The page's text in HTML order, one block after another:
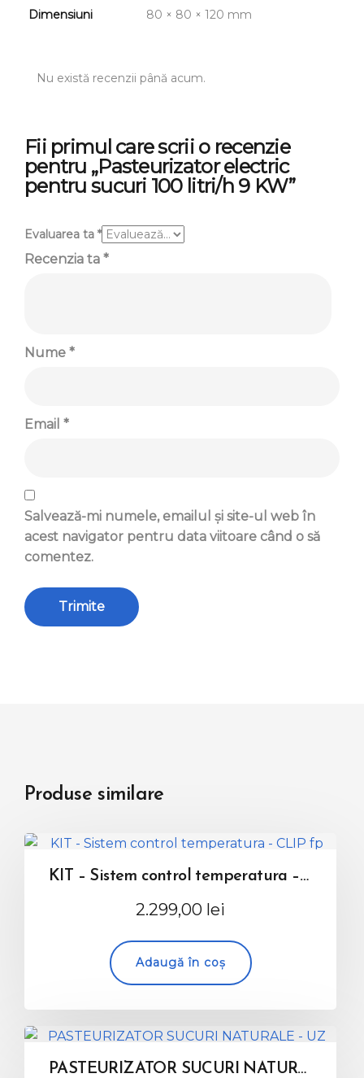
Dimensiuni 80 × 80 × 120 mm
Nu există recenzii până acum.
Fii primul care scrii o recenzie
pentru „Pasteurizator electric
pentru sucuri 100 litri/h 9 KW”
Evaluarea ta *
Recenzia ta *
Nume *
Email *
Salvează-mi numele, emailul și site-ul web în
acest navigator pentru data viitoare când o să
comentez.
Produse similare
KIT – Sistem control temperatura – CLIP fp senzor systems
2.299,00 lei
Adaugă în coș
PASTEURIZATOR SUCURI NATURALE – UZ CAZNIC